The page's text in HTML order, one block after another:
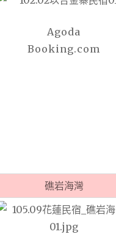
Agoda
Booking.com
礁岩海灣